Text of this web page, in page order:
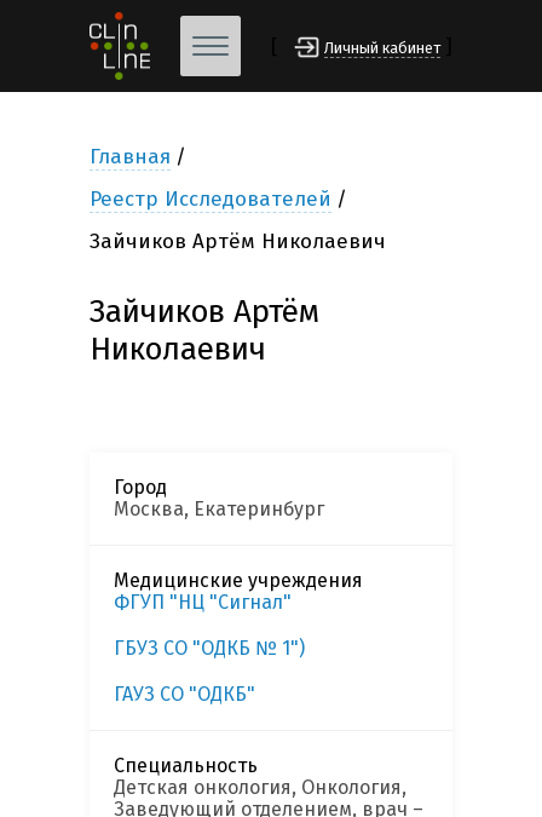
Личный кабинет
Главная
Реестр Исследователей
Зайчиков Артём Николаевич
Зайчиков Артём
Николаевич
Город
Москва, Екатеринбург
Медицинские учреждения
ФГУП "НЦ "Сигнал"
ГБУЗ СО "ОДКБ № 1")
ГАУЗ СО "ОДКБ"
Специальность
Детская онкология, Онкология,
Заведующий отделением, врач –